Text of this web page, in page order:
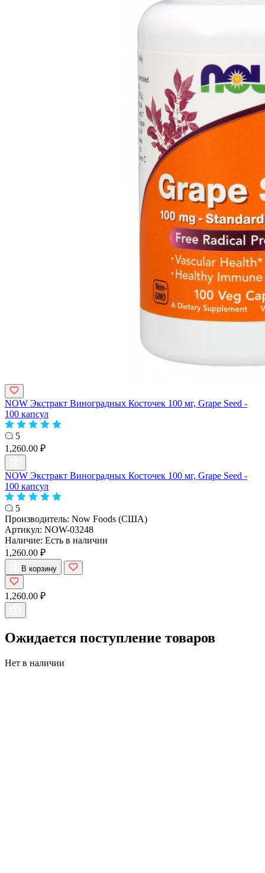
NOW Экстракт Виноградных Косточек 100 мг, Grape Seed -
100 капсул
5
1,260.00 ₽
NOW Экстракт Виноградных Косточек 100 мг, Grape Seed -
100 капсул
5
Производитель: Now Foods (США)
Артикул: NOW-03248
Наличие: Есть в наличии
1,260.00 ₽
В корзину
1,260.00 ₽
Ожидается поступление товаров
Нет в наличии